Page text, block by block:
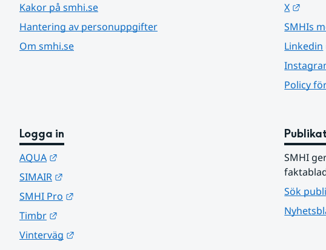
Kakor på smhi.se
Hantering av personuppgifter
Om smhi.se
X
SMHIs
Linkedin
Policy
Logga in
AQUA
SIMAIR
SMHI Pro
Timbr
Vinterväg
SMHI
Sök